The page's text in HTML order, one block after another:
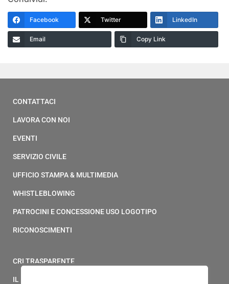
Facebook Twitter LinkedIn
Email Copy Link
CONTATTACI
LAVORA CON NOI
EVENTI
SERVIZIO CIVILE
UFFICIO STAMPA & MULTIMEDIA
WHISTLEBLOWING
PATROCINI E CONCESSIONE USO LOGOTIPO
RICONOSCIMENTI
CRI TRASPARENTE
IL MODELLO 231 DELLA CROCE ROSSA ITALIANA